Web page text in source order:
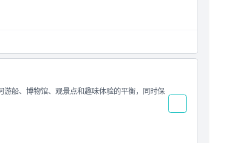
船、博物馆、观景点和趣味体验的平衡，同时保